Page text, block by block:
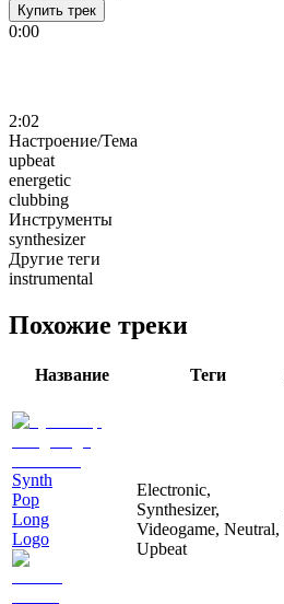
Купить трек
0:00
2:02
Настроение/Тема
upbeat
energetic
clubbing
Инструменты
synthesizer
Другие теги
instrumental
Похожие треки
Название Теги
Synth
Pop
Long
Logo
Electronic,
Synthesizer,
Videogame, Neutral,
Upbeat